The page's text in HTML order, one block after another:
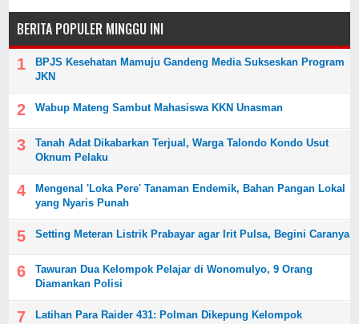
BERITA POPULER MINGGU INI
BPJS Kesehatan Mamuju Gandeng Media Sukseskan Program
JKN
Wabup Mateng Sambut Mahasiswa KKN Unasman
Tanah Adat Dikabarkan Terjual, Warga Talondo Kondo Usut
Oknum Pelaku
Mengenal 'Loka Pere' Tanaman Endemik, Bahan Pangan Lokal
yang Nyaris Punah
Setting Meteran Listrik Prabayar agar Irit Pulsa, Begini Caranya
Tawuran Dua Kelompok Pelajar di Wonomulyo, 9 Orang
Diamankan Polisi
Latihan Para Raider 431: Polman Dikepung Kelompok